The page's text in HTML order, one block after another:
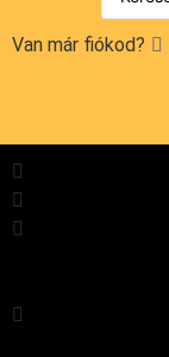
Van már fiókod?